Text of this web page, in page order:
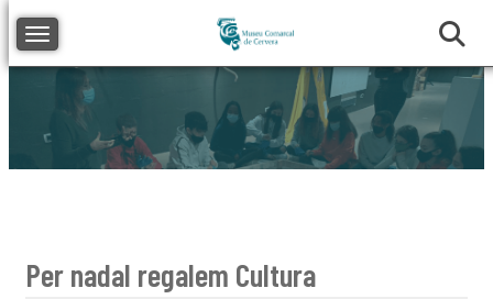
Toggle navigation
Per nadal regalem Cultura